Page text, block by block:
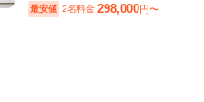
最安値 2名料金 298,000円〜